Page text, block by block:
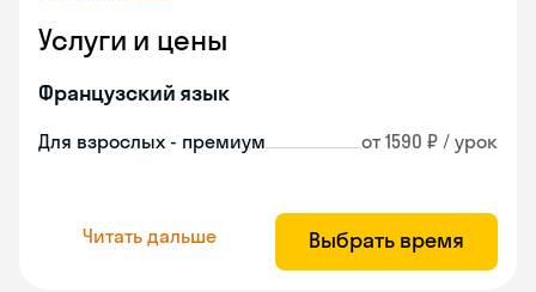
Услуги и цены
Французский язык
Для взрослых - премиум от 1590 ₽ / урок
Читать дальше Выбрать время